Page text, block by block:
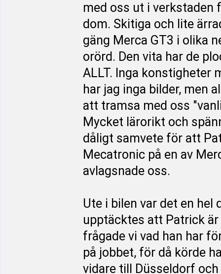
med oss ut i verkstaden
dom. Skitiga och lite
gäng Merca GT3 i olika
orörd. Den vita har de
ALLT. Inga konstigheter
har jag inga bilder, men
att tramsa med oss
Mycket lärorikt och
dåligt samvete för att
Mecatronic på en av
avlagsnade oss.
Ute i bilen var det en hel
upptäcktes att Patrick
frågade vi vad han har
på jobbet, för då körde
vidare till Düsseldorf